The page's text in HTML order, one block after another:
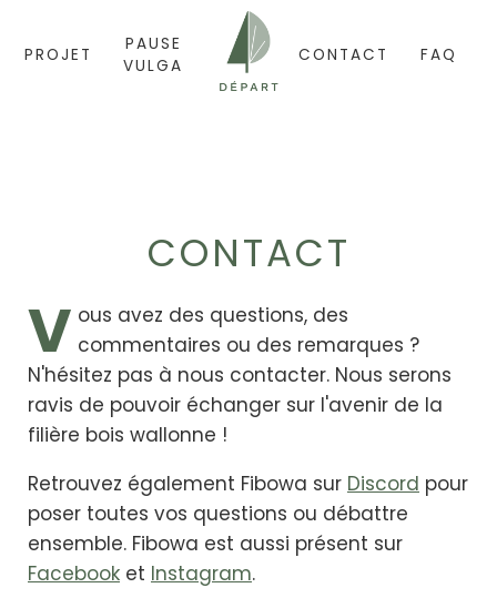
PROJET
PAUSE
VULGA
CONTACT FAQ
CONTACT
V ous avez des questions, des
commentaires ou des remarques ?
N'hésitez pas à nous contacter. Nous serons
ravis de pouvoir échanger sur l'avenir de la
filière bois wallonne !
Retrouvez également Fibowa sur Discord pour
poser toutes vos questions ou débattre
ensemble. Fibowa est aussi présent sur
Facebook et Instagram.